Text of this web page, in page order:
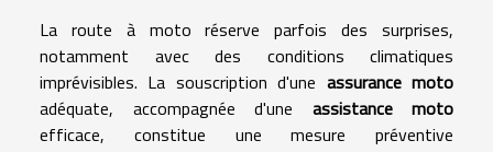
La route à moto réserve parfois des surprises,
notamment avec des conditions climatiques
imprévisibles. La souscription d'une assurance moto
adéquate, accompagnée d'une assistance moto
efficace, constitue une mesure préventive